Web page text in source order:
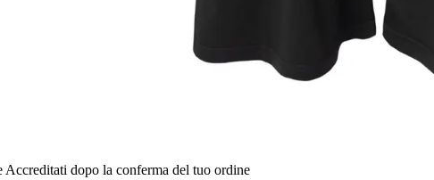
Accreditati dopo la conferma del tuo ordine